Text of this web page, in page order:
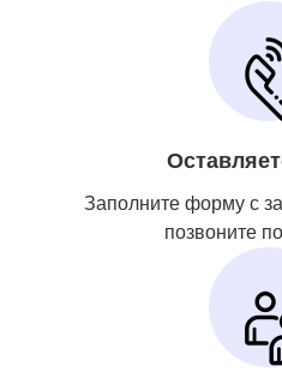
Заполните форму с
позвоните